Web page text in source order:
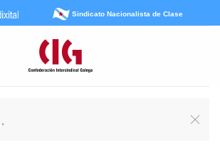
Sindicato Nacionalista de Clase